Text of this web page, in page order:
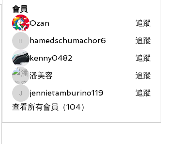
會員
Ozan
追蹤
hamedschumachor6
hamedschumachor6
追蹤
kenny0482
追蹤
潘美容
追蹤
jennietamburino119
jennietamburino119
追蹤
查看所有會員（104）